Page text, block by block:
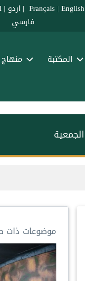
Français
| English
| اردو |
فارسي
المكتبة منهاج
موضوعات ذات